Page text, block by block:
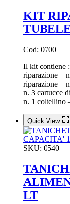
KIT
Cod: 0700
Il kit contiene
riparazione –
riparazione –
n. 3 cartucce
n. 1 coltellino
Quick View
SKU: 0540
LT